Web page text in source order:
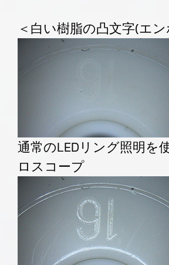
＜白い樹脂の凸文字(エ
通常のLEDリング照明を
ロスコープ